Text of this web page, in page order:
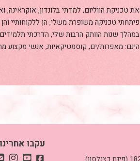
את טכניקת הווליום, למדתי בלונדון,
פיתחתי טכניקה משופרת משלי, הן ללקוחותיי
במהלך שנות הוותק הרבות שלי, הדרכתי
הינם: מאפרות/ים, קוסמטיקאיות, אנשי מקצוע
עקבו אחרינו